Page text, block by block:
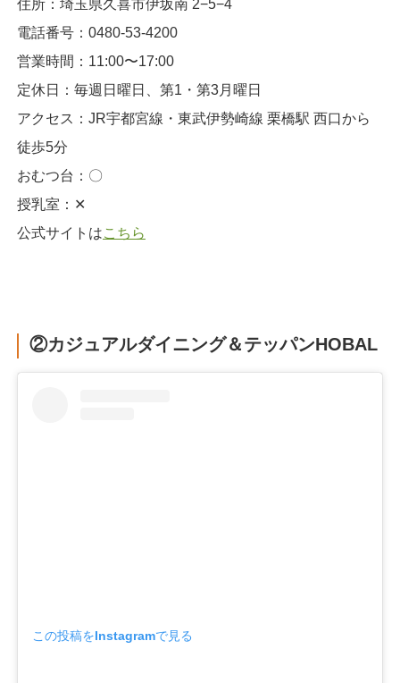
住所：埼玉県久喜市伊坂南 2−5−4
電話番号：0480-53-4200
営業時間：11:00〜17:00
定休日：毎週日曜日、第1・第3月曜日
アクセス：JR宇都宮線・東武伊勢崎線 栗橋駅 西口から
徒歩5分
おむつ台：〇
授乳室：‪✕‬
公式サイトはこちら
②カジュアルダイニング＆テッパンHOBAL
この投稿をInstagramで見る